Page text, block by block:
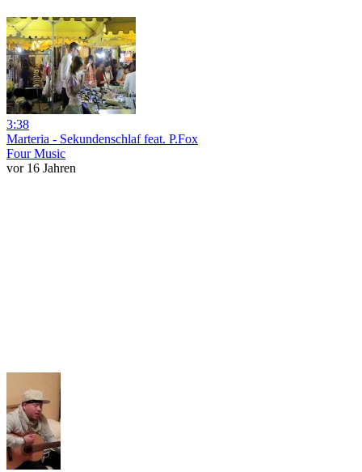
3:38
Marteria - Sekundenschlaf feat. P.Fox
Four Music
vor 16 Jahren